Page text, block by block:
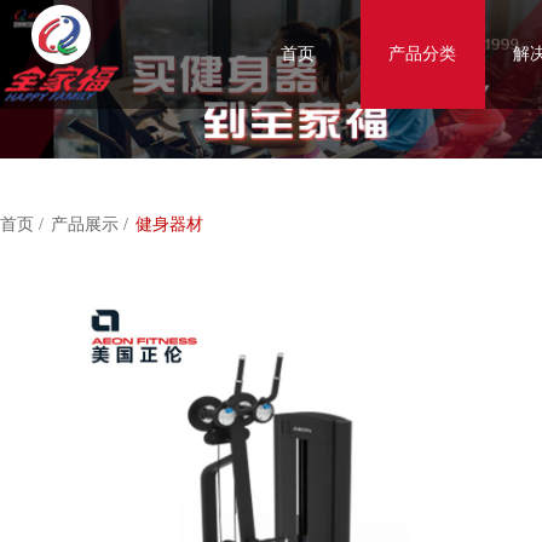
首页 产品分类 解
首页 / 产品展示 / 健身器材